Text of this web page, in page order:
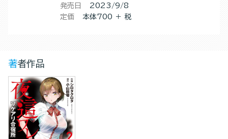
発売日
2023/9/8
定価
本体700 ＋ 税
著者作品